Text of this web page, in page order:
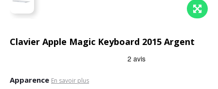
Clavier Apple Magic Keyboard 2015 Argent
Apparence En savoir plus